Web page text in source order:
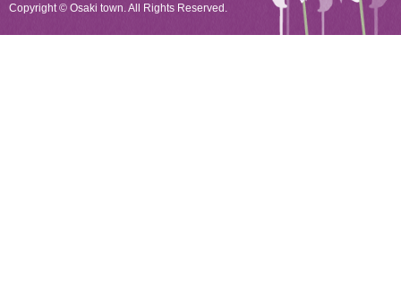
Copyright © Osaki town. All Rights Reserved.